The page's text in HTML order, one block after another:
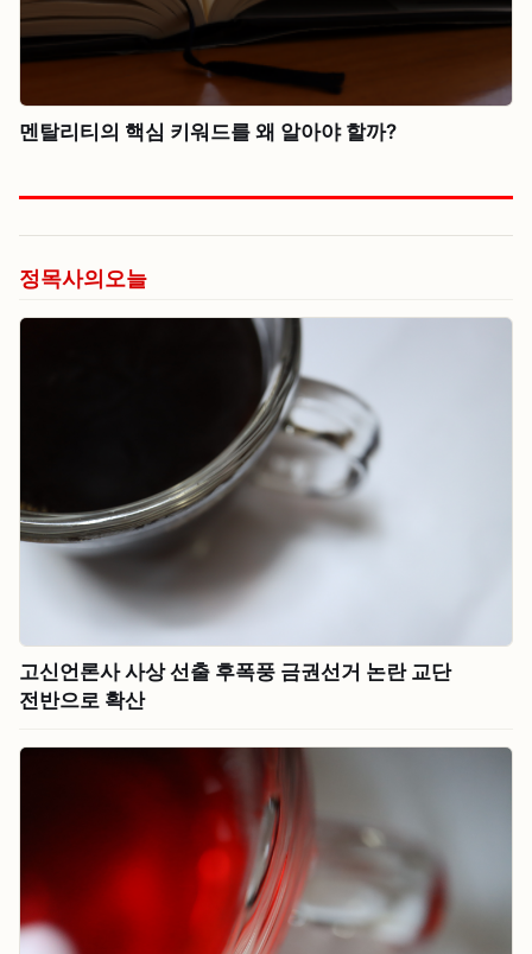
멘탈리티의 핵심 키워드를 왜 알아야 할까?
정목사의오늘
고신언론사 사상 선출 후폭풍 금권선거 논란 교단
전반으로 확산